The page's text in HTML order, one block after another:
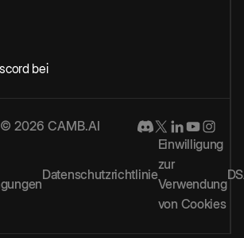
bei
2026 CAMB.AI
Datenschutzrichtlinie
Einwilligung
zur
Verwendung
von Cookies